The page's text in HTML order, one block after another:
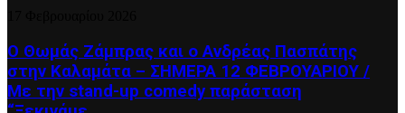
Ο Θωμάς Ζάμπρας και ο Ανδρέας Πασπάτης
στην Καλαμάτα – ΣΗΜΕΡΑ 12 ΦΕΒΡΟΥΑΡΙΟΥ /
Με την stand-up comedy παράσταση